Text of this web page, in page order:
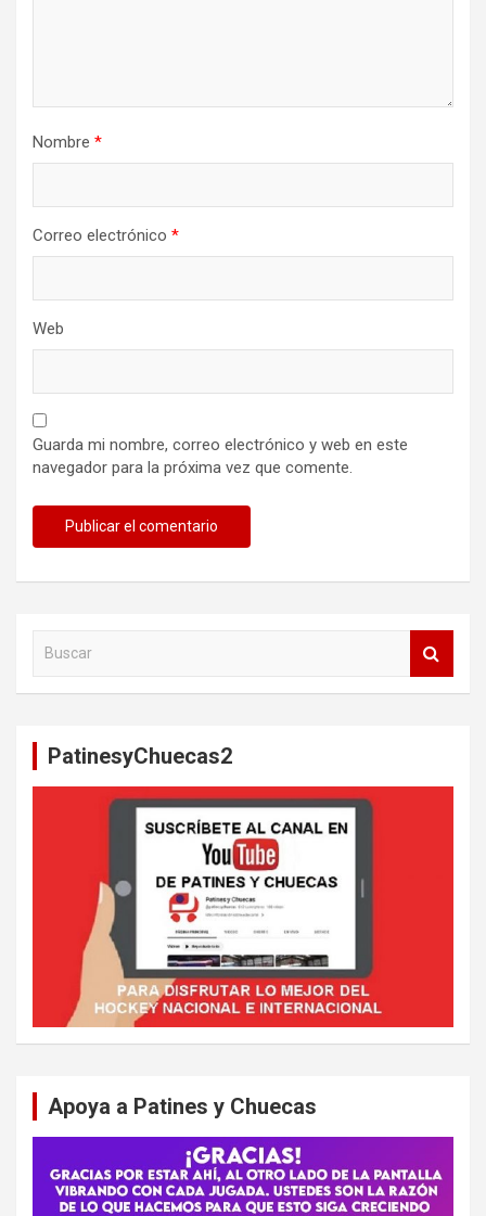
Nombre *
Correo electrónico *
Web
Guarda mi nombre, correo electrónico y web en este
navegador para la próxima vez que comente.
PatinesyChuecas2
Apoya a Patines y Chuecas